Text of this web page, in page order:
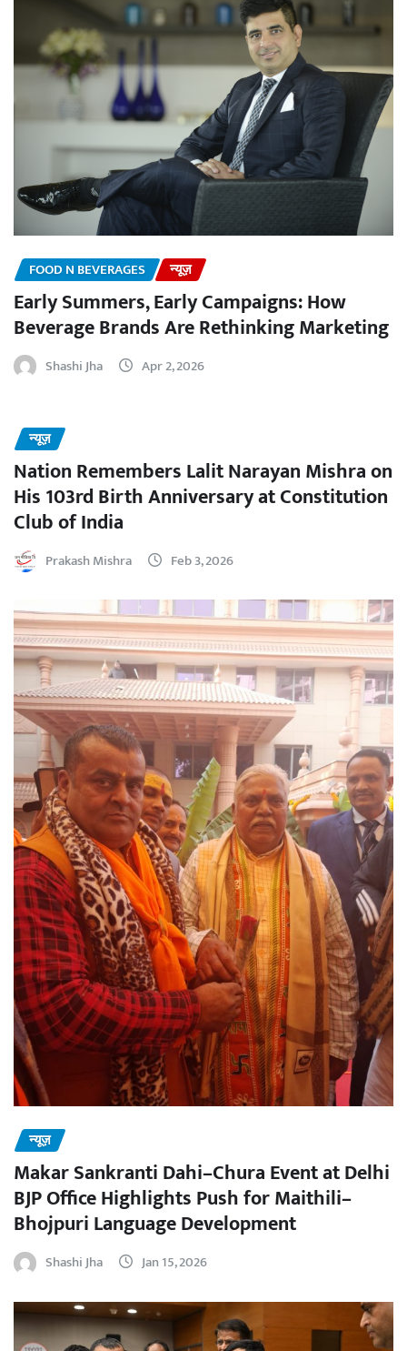
FOOD N BEVERAGES न्यूज़
Early Summers, Early Campaigns: How
Beverage Brands Are Rethinking Marketing
Shashi Jha Apr 2, 2026
न्यूज़
Nation Remembers Lalit Narayan Mishra on
His 103rd Birth Anniversary at Constitution
Club of India
Prakash Mishra Feb 3, 2026
न्यूज़
Makar Sankranti Dahi–Chura Event at Delhi
BJP Office Highlights Push for Maithili–
Bhojpuri Language Development
Shashi Jha Jan 15, 2026